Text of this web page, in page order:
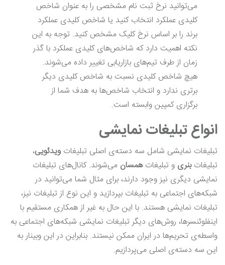
می‌توانید نرخ ثبت‌ نام مشخصی را به عنوان شاخص
کلیدی عملکرد انتخاب کنید یا شاخص کلیدی عملکرد
برند را بر اساس نرخ کلیک مشخص کنید. توجه به این
نکته اهمیت دارد که شاخص‌های کلیدی عملکرد با گذر
زمان از طرف تیم‌های بازاریابی تغییر داده می‌شوند.
هیچ شاخص کلیدی نسبت به شاخص کلیدی دیگر
برتری ندارد و انتخاب شاخص‌ها به هدف شما از
برگزاری کمپین وابسته است.
انواع تبلیغات نمایشی
تبلیغات نمایشی شامل سه دسته‌ی اصلی تبلیغات ویدئویی،
تبلیغاتبنری و تبلیغاتهمسان می‌شوند. کانال‌های تبلیغات
نمایشی دیگری نیز وجود دارند، برای مثال شما می‌توانید در
شبکه‌های اجتماعی به تبلیغات بپردازید و این نوع از تبلیغات نیز،
تبلیغات نمایشی هستند. با این حال به غیر از همکاری مستقیم با
اینفلوئنسرها، روش‌های دیگر تبلیغات نمایشی شبکه‌های اجتماعی به
واسطه‌ی تحریم‌ها در ایران ممکن نیستند. بنابراین در این وبینار به
این سه دسته‌ی اصلی می‌پردازیم.